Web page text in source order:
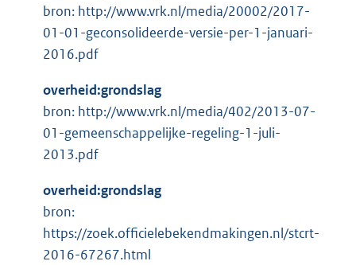
bron: http://www.vrk.nl/media/20002/2017-
01-01-geconsolideerde-versie-per-1-januari-
2016.pdf
overheid:grondslag
bron: http://www.vrk.nl/media/402/2013-07-
01-gemeenschappelijke-regeling-1-juli-
2013.pdf
overheid:grondslag
bron:
https://zoek.officielebekendmakingen.nl/stcrt-
2016-67267.html